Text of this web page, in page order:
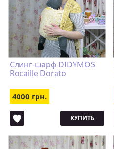
Слинг-шарф DIDYMOS
Rocaille Dorato
4000 грн.
КУПИТЬ